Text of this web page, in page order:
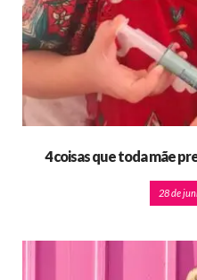
4 coisas que toda mãe
28 de